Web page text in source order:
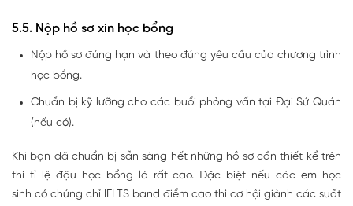
5.5. Nộp hồ sơ xin học bổng
Nộp hồ sơ đúng hạn và theo đúng yêu cầu của chương trình
học bổng.
Chuẩn bị kỹ lưỡng cho các buổi phỏng vấn tại Đại Sứ Quán
(nếu có).
Khi bạn đã chuẩn bị sẵn sàng hết những hồ sơ cần thiết kể trên
thì tỉ lệ đậu học bổng là rất cao. Đặc biệt nếu các em học
sinh có chứng chỉ IELTS band điểm cao thì cơ hội giành các suất